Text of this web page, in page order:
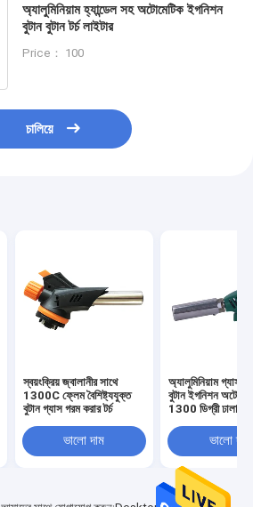
অ্যালুমিনিয়াম হ্যান্ডেল সহ অটোমেটিক ইগনিশন
বুটান বুটান টর্চ লাইটার
Price： 100
চালিয়ে
স্বয়ংক্রিয় জ্বালানীর সাথে
1300C ফ্লেম বৈশিষ্ট্যযুক্ত
বুটান গ্যাস গরম করার টর্চ
ভালো দাম
অ্যালুমিনিয়াম গ্যাস
বুটান ইগনিশন অটো
1300 ডিগ্রী ঢালাই
ভালো দাম